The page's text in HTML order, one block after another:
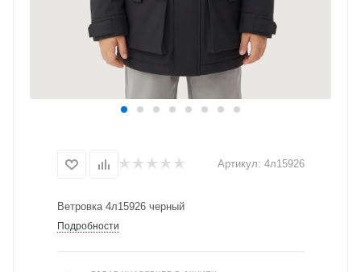
Артикул: 4л15926
Ветровка 4л15926 черный
Подробности